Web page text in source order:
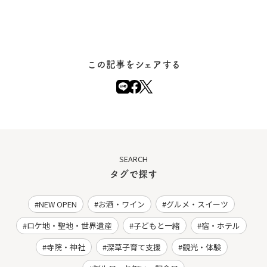
この記事をシェアする
SEARCH
タグで探す
NEW OPEN お酒・ワイン
グルメ・スイーツ
ロケ地・聖地・世界遺産
子どもと一緒
宿・ホテル
寺院・神社
深草子育て支援
観光・体験